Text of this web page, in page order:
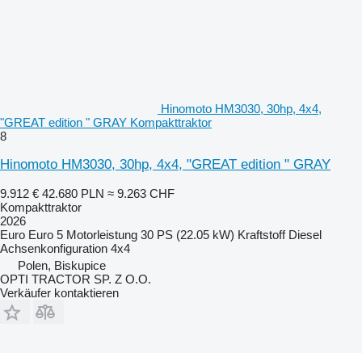
Hinomoto HM3030, 30hp, 4x4,
"GREAT edition " GRAY Kompakttraktor
8
Hinomoto HM3030, 30hp, 4x4, "GREAT edition " GRAY
9.912 € 42.680 PLN ≈ 9.263 CHF
Kompakttraktor
2026
Euro Euro 5 Motorleistung 30 PS (22.05 kW) Kraftstoff Diesel
Achsenkonfiguration 4x4
Polen, Biskupice
OPTI TRACTOR SP. Z O.O.
Verkäufer kontaktieren